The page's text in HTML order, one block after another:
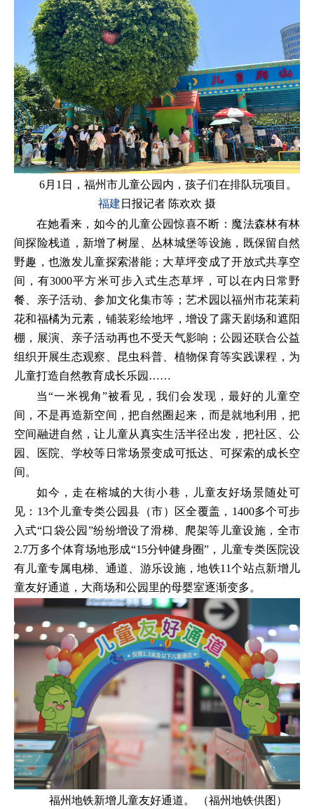
6月1日，福州市儿童公园内，孩子们在排队玩项目。
福建 日报记者 陈欢欢 摄
在她看来，如今的儿童公园惊喜不断：魔法森林有林
间探险栈道，新增了树屋、丛林城堡等设施，既保留自然
野趣，也激发儿童探索潜能；大草坪变成了开放式共享空
间，有3000平方米可步入式生态草坪，可以在内日常野
餐、亲子活动、参加文化集市等；艺术园以福州市花茉莉
花和福橘为元素，铺装彩绘地坪，增设了露天剧场和遮阳
棚，展演、亲子活动再也不受天气影响；公园还联合公益
组织开展生态观察、昆虫科普、植物保育等实践课程，为
儿童打造自然教育成长乐园……
当“一米视角”被看见，我们会发现，最好的儿童空
间，不是再造新空间，把自然圈起来，而是就地利用，把
空间融进自然，让儿童从真实生活半径出发，把社区、公
园、医院、学校等日常场景变成可抵达、可探索的成长空
间。
如今，走在榕城的大街小巷，儿童友好场景随处可
见：13个儿童专类公园县（市）区全覆盖，1400多个可步
入式“口袋公园”纷纷增设了滑梯、爬架等儿童设施，全市
2.7万多个体育场地形成“15分钟健身圈”，儿童专类医院设
有儿童专属电梯、通道、游乐设施，地铁11个站点新增儿
童友好通道，大商场和公园里的母婴室逐渐变多。
福州地铁新增儿童友好通道。 （福州地铁供图）